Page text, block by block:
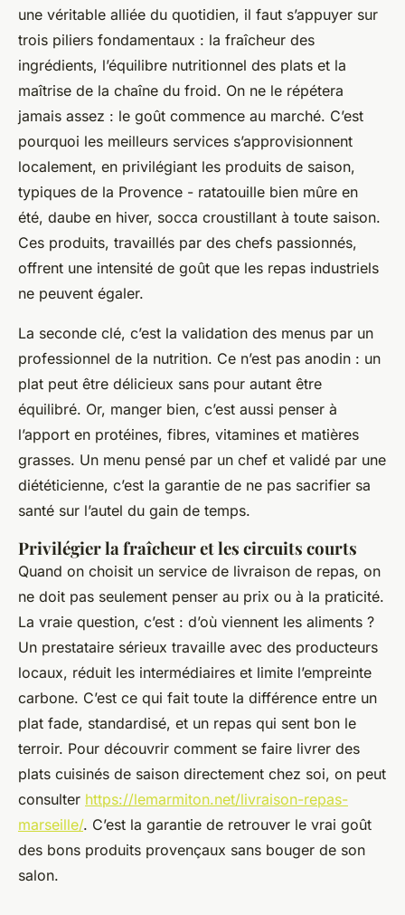
une véritable alliée du quotidien, il faut s’appuyer sur
trois piliers fondamentaux : la fraîcheur des
ingrédients, l’équilibre nutritionnel des plats et la
maîtrise de la chaîne du froid. On ne le répétera
jamais assez : le goût commence au marché. C’est
pourquoi les meilleurs services s’approvisionnent
localement, en privilégiant les produits de saison,
typiques de la Provence - ratatouille bien mûre en
été, daube en hiver, socca croustillant à toute saison.
Ces produits, travaillés par des chefs passionnés,
offrent une intensité de goût que les repas industriels
ne peuvent égaler.
La seconde clé, c’est la validation des menus par un
professionnel de la nutrition. Ce n’est pas anodin : un
plat peut être délicieux sans pour autant être
équilibré. Or, manger bien, c’est aussi penser à
l’apport en protéines, fibres, vitamines et matières
grasses. Un menu pensé par un chef et validé par une
diététicienne, c’est la garantie de ne pas sacrifier sa
santé sur l’autel du gain de temps.
Privilégier la fraîcheur et les circuits courts
Quand on choisit un service de livraison de repas, on
ne doit pas seulement penser au prix ou à la praticité.
La vraie question, c’est : d’où viennent les aliments ?
Un prestataire sérieux travaille avec des producteurs
locaux, réduit les intermédiaires et limite l’empreinte
carbone. C’est ce qui fait toute la différence entre un
plat fade, standardisé, et un repas qui sent bon le
terroir. Pour découvrir comment se faire livrer des
plats cuisinés de saison directement chez soi, on peut
consulter https://lemarmiton.net/livraison-repas-
marseille/. C’est la garantie de retrouver le vrai goût
des bons produits provençaux sans bouger de son
salon.